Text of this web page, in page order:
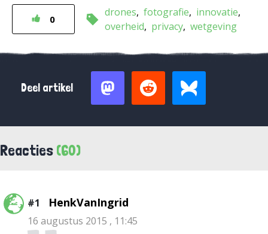
0
drones fotografie
innovatie
overheid
privacy wetgeving
Deel artikel
Reacties (60)
#1 HenkVanIngrid
16 augustus 2015 , 11:45